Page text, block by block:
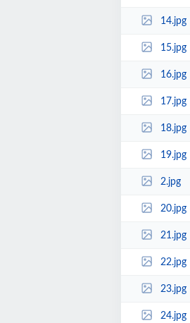
14.jpg
15.jpg
16.jpg
17.jpg
18.jpg
19.jpg
2.jpg
20.jpg
21.jpg
22.jpg
23.jpg
24.jpg